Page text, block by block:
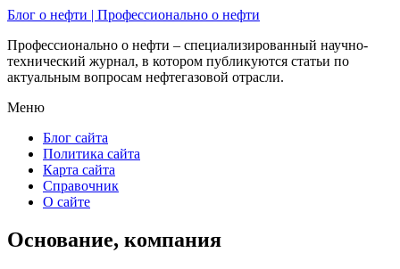
Блог о нефти | Профессионально о нефти
Профессионально о нефти – специализированный научно-
технический журнал, в котором публикуются статьи по
актуальным вопросам нефтегазовой отрасли.
Меню
Блог сайта
Политика сайта
Карта сайта
Справочник
О сайте
Основание, компания